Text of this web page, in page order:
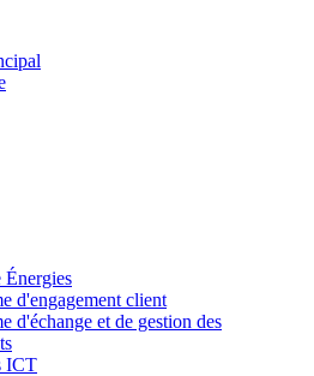
Énergies
d'engagement client
d'échange et de gestion des
ICT